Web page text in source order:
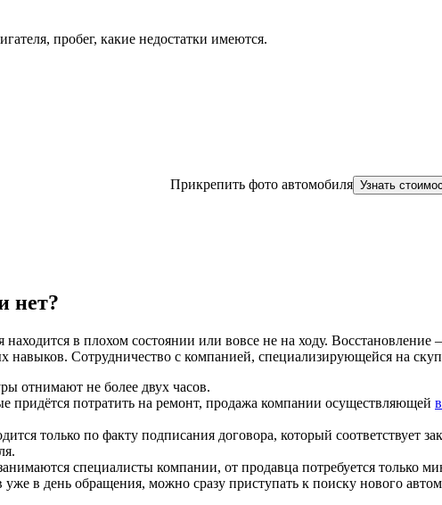
пробег, какие недостатки имеются.
Прикрепить фото автомобиля
нет?
в плохом состоянии или вовсе не на ходу. Восстановление
навыков. Сотрудничество с компанией, специализирующейся на
отнимают не более двух часов.
придётся потратить на ремонт, продажа компании осуществляющей
только по факту подписания договора, который соответствует
специалисты компании, от продавца потребуется только
в день обращения, можно сразу приступать к поиску нового